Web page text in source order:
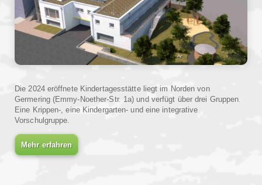
Die 2024 eröffnete Kindertagesstätte liegt im Norden von
Germering (Emmy-Noether-Str. 1a) und verfügt über drei Gruppen.
Eine Krippen-, eine Kindergarten- und eine integrative
Vorschulgruppe.
Mehr erfahren